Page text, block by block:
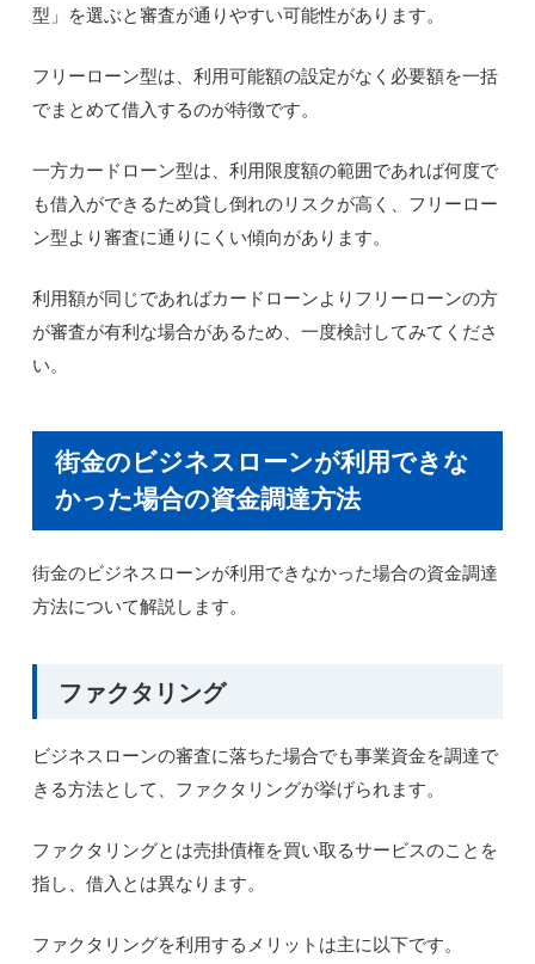
型」を選ぶと審査が通りやすい可能性があります。
フリーローン型は、利用可能額の設定がなく必要額を一括
でまとめて借入するのが特徴です。
一方カードローン型は、利用限度額の範囲であれば何度で
も借入ができるため貸し倒れのリスクが高く、フリーロー
ン型より審査に通りにくい傾向があります。
利用額が同じであればカードローンよりフリーローンの方
が審査が有利な場合があるため、一度検討してみてくださ
い。
街金のビジネスローンが利用できな
かった場合の資金調達方法
街金のビジネスローンが利用できなかった場合の資金調達
方法について解説します。
ファクタリング
ビジネスローンの審査に落ちた場合でも事業資金を調達で
きる方法として、ファクタリングが挙げられます。
ファクタリングとは売掛債権を買い取るサービスのことを
指し、借入とは異なります。
ファクタリングを利用するメリットは主に以下です。